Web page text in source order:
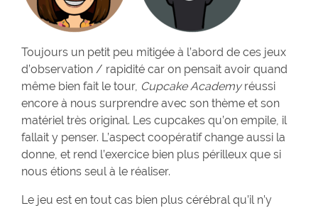
Toujours un petit peu mitigée à l’abord de ces jeux
d’observation / rapidité car on pensait avoir quand
même bien fait le tour, Cupcake Academyréussi
encore à nous surprendre avec son thème et son
matériel très original. Les cupcakes qu’on empile, il
fallait y penser. L’aspect coopératif change aussi la
donne, et rend l’exercice bien plus périlleux que si
nous étions seul à le réaliser.
Le jeu est en tout cas bien plus cérébral qu’il n’y